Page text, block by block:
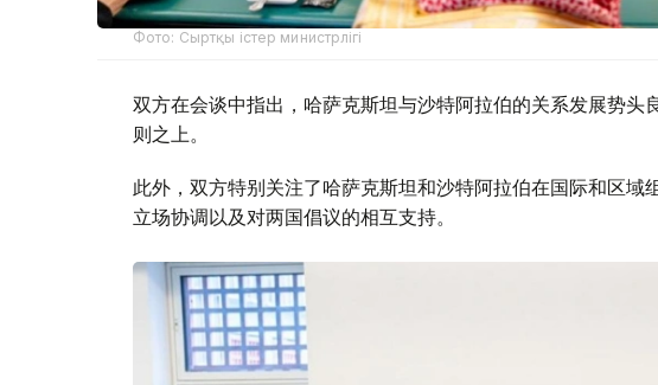
Фото: Сыртқы істер министрлігі
双方在会谈中指出，哈萨克斯坦与沙特阿拉伯的关系发展势头
则之上。
此外，双方特别关注了哈萨克斯坦和沙特阿拉伯在国际和区域
立场协调以及对两国倡议的相互支持。